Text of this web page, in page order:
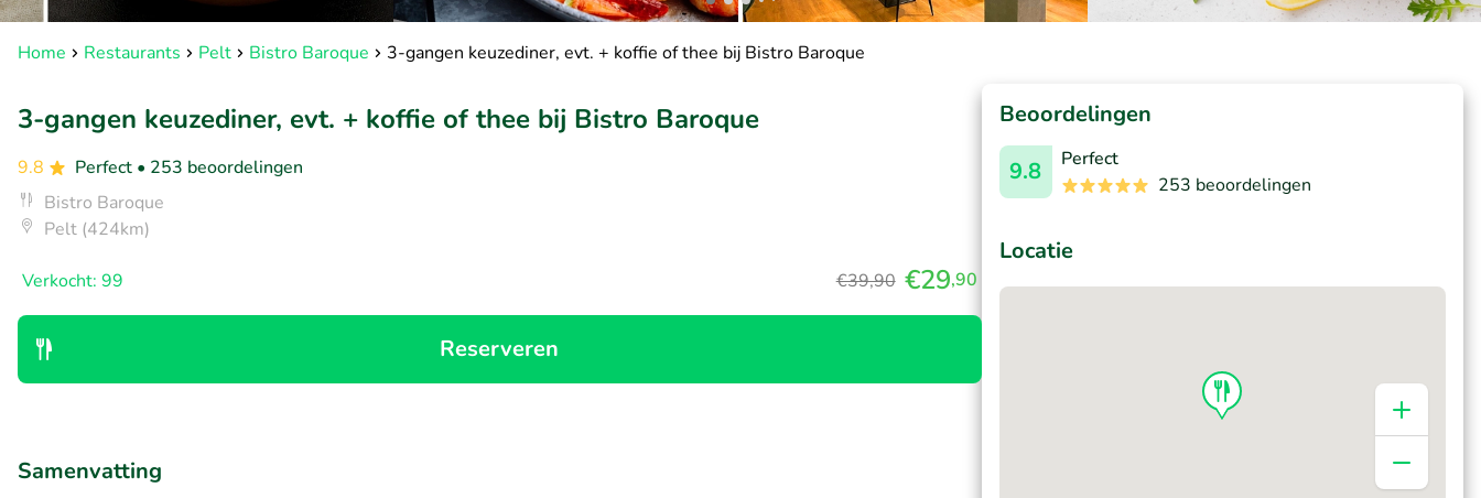
Home Restaurants Pelt Bistro Baroque 3-gangen keuzediner, evt. + koffie of thee bij Bistro Baroque
3-gangen keuzediner, evt. + koffie of thee bij Bistro Baroque
9.8 Perfect • 253 beoordelingen
Bistro Baroque
Pelt (424km)
Verkocht: 99 €39,90 €29,90
Reserveren
Samenvatting
Beoordelingen
9.8
Perfect
253 beoordelingen
Locatie